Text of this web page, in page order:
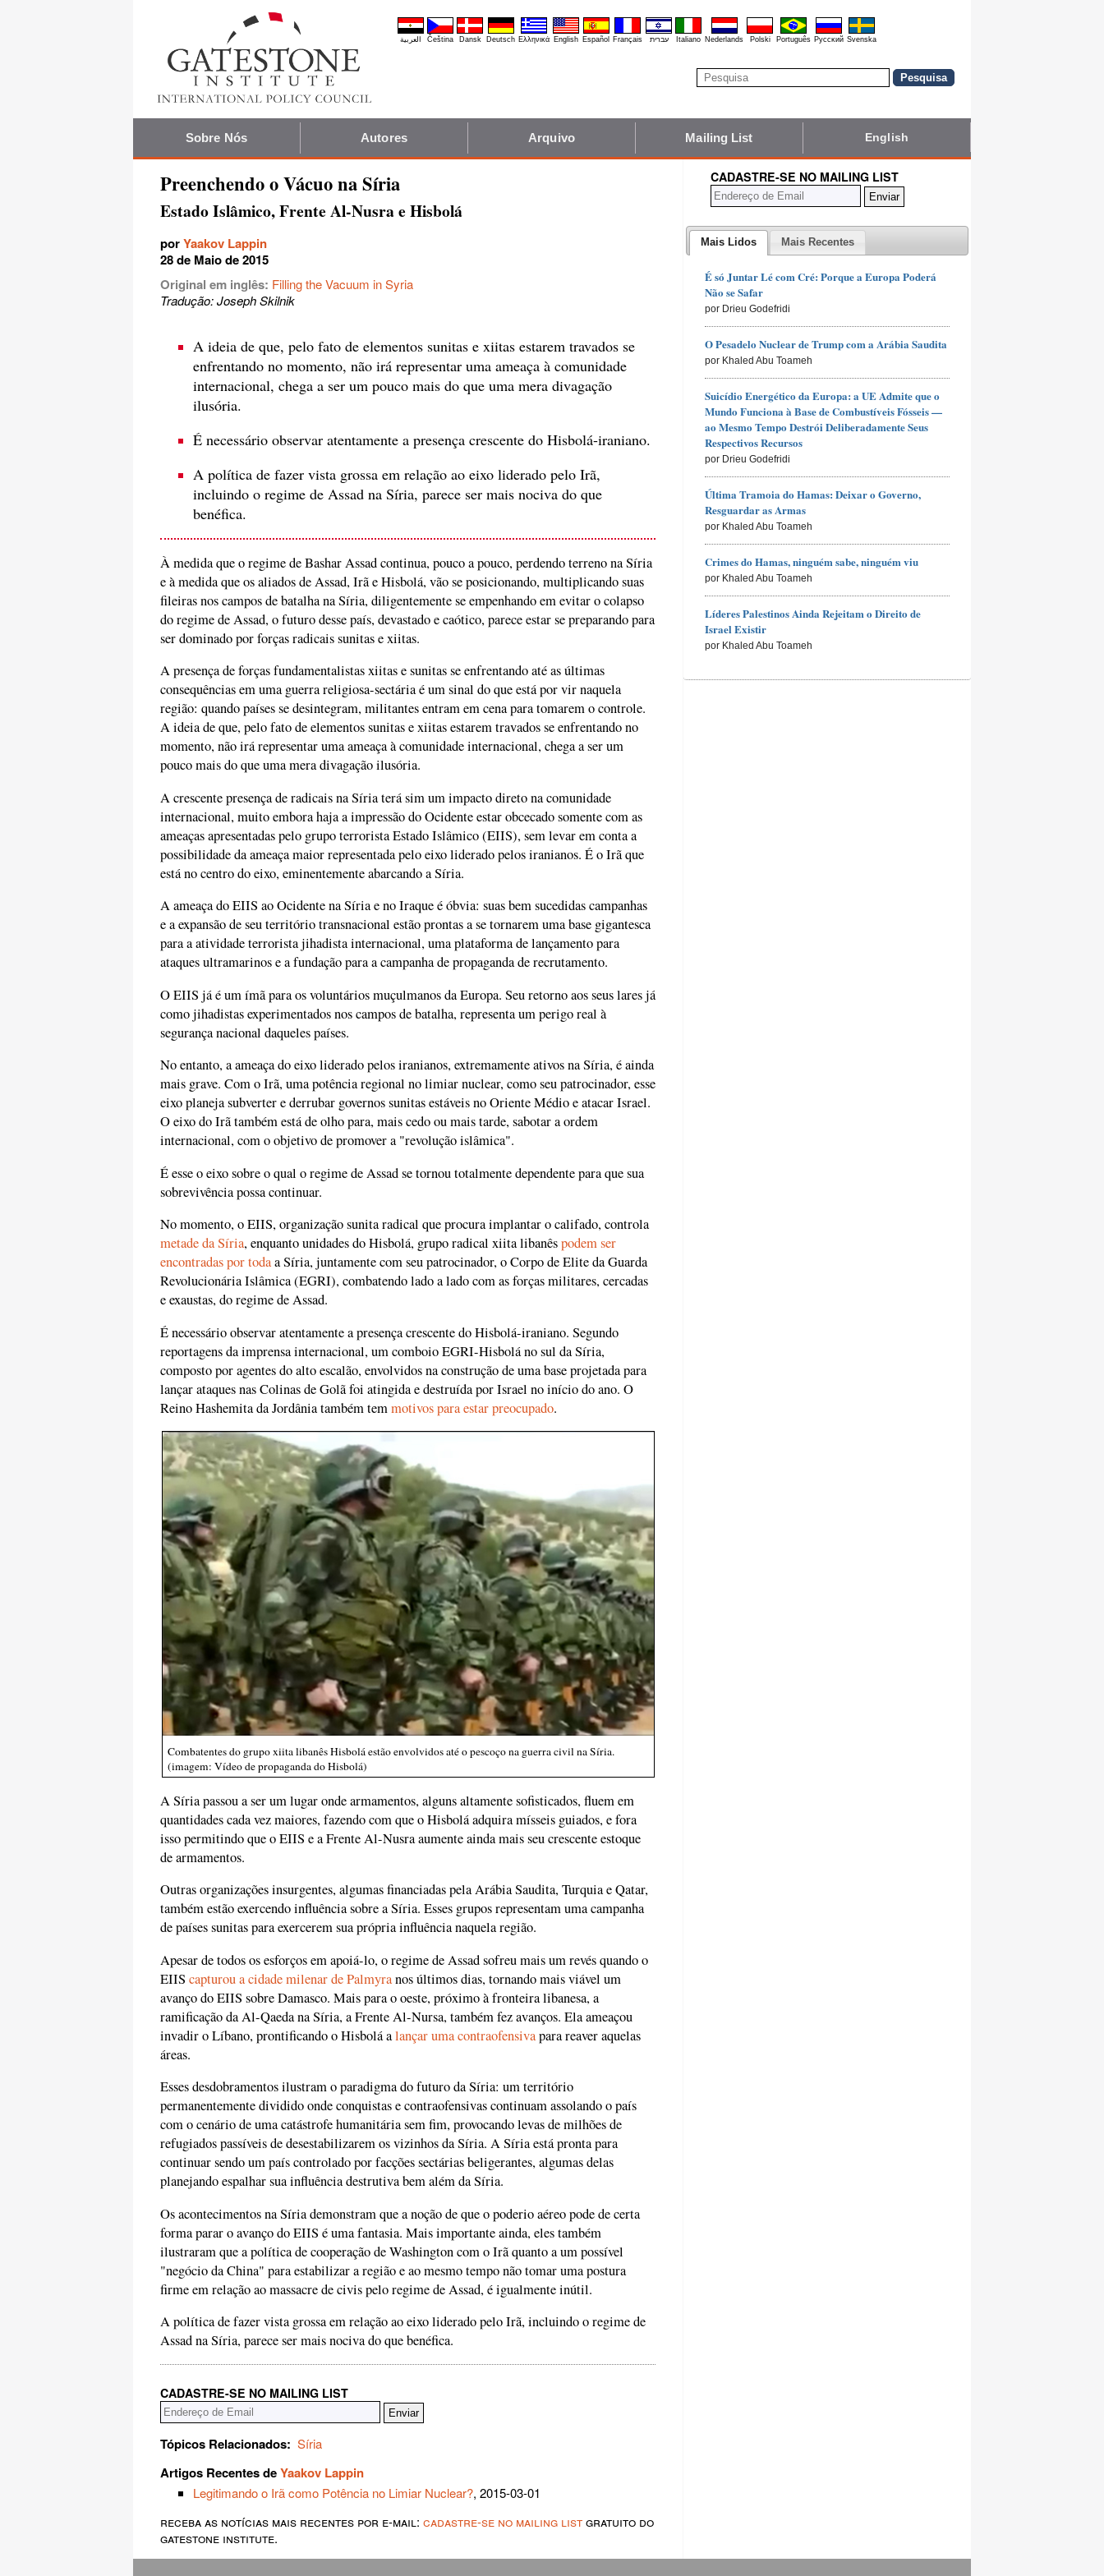
العربية Čeština Dansk Deutsch Ελληνικά English Español Français עברית Italiano Nederlands Polski Português Pyccĸий Svenska
Sobre Nós Autores Arquivo Mailing List English
Preenchendo o Vácuo na Síria
Estado Islâmico, Frente Al-Nusra e Hisbolá
porYaakov Lappin
28 de Maio de 2015
Original em inglês: Filling the Vacuum in Syria
Tradução: Joseph Skilnik
A ideia de que, pelo fato de elementos sunitas e xiitas estarem travados se
enfrentando no momento, não irá representar uma ameaça à comunidade
internacional, chega a ser um pouco mais do que uma mera divagação
ilusória.
É necessário observar atentamente a presença crescente do Hisbolá-iraniano.
A política de fazer vista grossa em relação ao eixo liderado pelo Irã,
incluindo o regime de Assad na Síria, parece ser mais nociva do que
benéfica.
À medida que o regime de Bashar Assad continua, pouco a pouco, perdendo terreno na Síria
e à medida que os aliados de Assad, Irã e Hisbolá, vão se posicionando, multiplicando suas
fileiras nos campos de batalha na Síria, diligentemente se empenhando em evitar o colapso
do regime de Assad, o futuro desse país, devastado e caótico, parece estar se preparando para
ser dominado por forças radicais sunitas e xiitas.
A presença de forças fundamentalistas xiitas e sunitas se enfrentando até as últimas
consequências em uma guerra religiosa-sectária é um sinal do que está por vir naquela
região: quando países se desintegram, militantes entram em cena para tomarem o controle.
A ideia de que, pelo fato de elementos sunitas e xiitas estarem travados se enfrentando no
momento, não irá representar uma ameaça à comunidade internacional, chega a ser um
pouco mais do que uma mera divagação ilusória.
A crescente presença de radicais na Síria terá sim um impacto direto na comunidade
internacional, muito embora haja a impressão do Ocidente estar obcecado somente com as
ameaças apresentadas pelo grupo terrorista Estado Islâmico (EIIS), sem levar em conta a
possibilidade da ameaça maior representada pelo eixo liderado pelos iranianos. É o Irã que
está no centro do eixo, eminentemente abarcando a Síria.
A ameaça do EIIS ao Ocidente na Síria e no Iraque é óbvia: suas bem sucedidas campanhas
e a expansão de seu território transnacional estão prontas a se tornarem uma base gigantesca
para a atividade terrorista jihadista internacional, uma plataforma de lançamento para
ataques ultramarinos e a fundação para a campanha de propaganda de recrutamento.
O EIIS já é um ímã para os voluntários muçulmanos da Europa. Seu retorno aos seus lares já
como jihadistas experimentados nos campos de batalha, representa um perigo real à
segurança nacional daqueles países.
No entanto, a ameaça do eixo liderado pelos iranianos, extremamente ativos na Síria, é ainda
mais grave. Com o Irã, uma potência regional no limiar nuclear, como seu patrocinador, esse
eixo planeja subverter e derrubar governos sunitas estáveis no Oriente Médio e atacar Israel.
O eixo do Irã também está de olho para, mais cedo ou mais tarde, sabotar a ordem
internacional, com o objetivo de promover a "revolução islâmica".
É esse o eixo sobre o qual o regime de Assad se tornou totalmente dependente para que sua
sobrevivência possa continuar.
No momento, o EIIS, organização sunita radical que procura implantar o califado, controla
metade da Síria, enquanto unidades do Hisbolá, grupo radical xiita libanêspodem ser
encontradas por todaa Síria, juntamente com seu patrocinador, o Corpo de Elite da Guarda
Revolucionária Islâmica (EGRI), combatendo lado a lado com as forças militares, cercadas
e exaustas, do regime de Assad.
É necessário observar atentamente a presença crescente do Hisbolá-iraniano. Segundo
reportagens da imprensa internacional, um comboio EGRI-Hisbolá no sul da Síria,
composto por agentes do alto escalão, envolvidos na construção de uma base projetada para
lançar ataques nas Colinas de Golã foi atingida e destruída por Israel no início do ano. O
Reino Hashemita da Jordânia também temmotivos para estar preocupado.
Combatentes do grupo xiita libanês Hisbolá estão envolvidos até o pescoço na guerra civil na Síria.
(imagem: Vídeo de propaganda do Hisbolá)
A Síria passou a ser um lugar onde armamentos, alguns altamente sofisticados, fluem em
quantidades cada vez maiores, fazendo com que o Hisbolá adquira mísseis guiados, e fora
isso permitindo que o EIIS e a Frente Al-Nusra aumente ainda mais seu crescente estoque
de armamentos.
Outras organizações insurgentes, algumas financiadas pela Arábia Saudita, Turquia e Qatar,
também estão exercendo influência sobre a Síria. Esses grupos representam uma campanha
de países sunitas para exercerem sua própria influência naquela região.
Apesar de todos os esforços em apoiá-lo, o regime de Assad sofreu mais um revés quando o
EIIS capturou a cidade milenar de Palmyranos últimos dias, tornando mais viável um
avanço do EIIS sobre Damasco. Mais para o oeste, próximo à fronteira libanesa, a
ramificação da Al-Qaeda na Síria, a Frente Al-Nursa, também fez avanços. Ela ameaçou
invadir o Líbano, prontificando o Hisbolá alançar uma contraofensivapara reaver aquelas
áreas.
Esses desdobramentos ilustram o paradigma do futuro da Síria: um território
permanentemente dividido onde conquistas e contraofensivas continuam assolando o país
com o cenário de uma catástrofe humanitária sem fim, provocando levas de milhões de
refugiados passíveis de desestabilizarem os vizinhos da Síria. A Síria está pronta para
continuar sendo um país controlado por facções sectárias beligerantes, algumas delas
planejando espalhar sua influência destrutiva bem além da Síria.
Os acontecimentos na Síria demonstram que a noção de que o poderio aéreo pode de certa
forma parar o avanço do EIIS é uma fantasia. Mais importante ainda, eles também
ilustraram que a política de cooperação de Washington com o Irã quanto a um possível
"negócio da China" para estabilizar a região e ao mesmo tempo não tomar uma postura
firme em relação ao massacre de civis pelo regime de Assad, é igualmente inútil.
A política de fazer vista grossa em relação ao eixo liderado pelo Irã, incluindo o regime de
Assad na Síria, parece ser mais nociva do que benéfica.
CADASTRE-SE NO MAILING LIST
Tópicos Relacionados: Síria
Artigos Recentes deYaakov Lappin
Legitimando o Irã como Potência no Limiar Nuclear?, 2015-03-01
receba as notícias mais recentes por e-mail: cadastre-se no mailing listgratuito do
gatestone institute.
CADASTRE-SE NO MAILING LIST
Mais Lidos Mais Recentes
É só Juntar Lé com Cré: Porque a Europa Poderá
Não se Safar
por Drieu Godefridi
O Pesadelo Nuclear de Trump com a Arábia Saudita
por Khaled Abu Toameh
Suicídio Energético da Europa: a UE Admite que o
Mundo Funciona à Base de Combustíveis Fósseis —
ao Mesmo Tempo Destrói Deliberadamente Seus
Respectivos Recursos
por Drieu Godefridi
Última Tramoia do Hamas: Deixar o Governo,
Resguardar as Armas
por Khaled Abu Toameh
Crimes do Hamas, ninguém sabe, ninguém viu
por Khaled Abu Toameh
Líderes Palestinos Ainda Rejeitam o Direito de
Israel Existir
por Khaled Abu Toameh